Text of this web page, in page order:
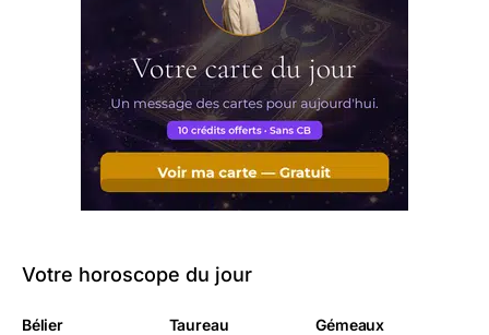
Votre horoscope du jour
Bélier Taureau Gémeaux